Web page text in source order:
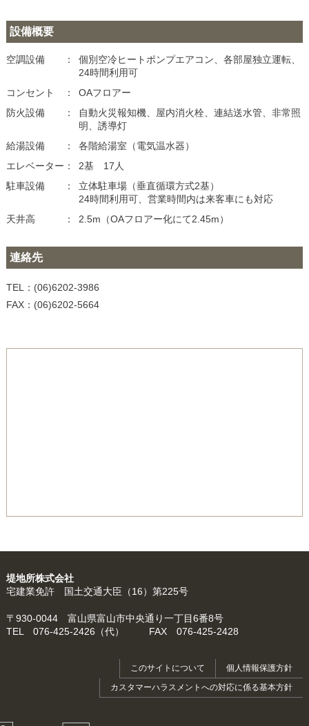
設備概要
空調設備
個別空冷ヒートポンプエアコン、各部屋独立運転、
24時間利用可
コンセント
OAフロアー
防火設備
自動火災報知機、屋内消火栓、連結送水管、非常照
明、誘導灯
給湯設備
各階給湯室（電気温水器）
エレベーター
2基 17人
駐車設備
立体駐車場（垂直循環方式2基）
24時間利用可、営業時間内は来客車にも対応
天井高
2.5m（OAフロアー化にて2.45m）
連絡先
TEL：(06)6202-3986
FAX：(06)6202-5664
堤地所株式会社
宅建業免許 国土交通大臣（16）第225号
〒930-0044 富山県富山市中央通り一丁目6番8号
TEL 076-425-2426（代） FAX 076-425-2428
このサイトについて
個人情報保護方針
カスタマーハラスメントへの対応に係る基本方針